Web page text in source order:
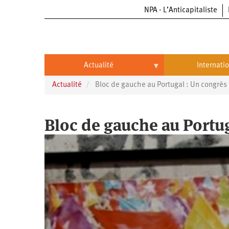
NPA - L’Anticapitaliste
Actualité
Actualité
Entreprises
Entreprises
Automobile
Aéronautique
Commerce
Oppressions
Oppressions
Antiracisme
Féminisme
Économie
Écologie
Éducation
International
Chine
Unis
Continents
Afrique
Actualité Bloc de gauche au Portugal : Un congrès
Bloc de gauche au